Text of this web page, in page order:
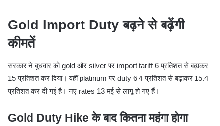
Gold Import Duty बढ़ने से बढ़ेंगी
कीमतें
सरकार ने बुधवार को gold और silver पर import tariff 6 प्रतिशत से बढ़ाकर
15 प्रतिशत कर दिया। वहीं platinum पर duty 6.4 प्रतिशत से बढ़ाकर 15.4
प्रतिशत कर दी गई है। नए rates 13 मई से लागू हो गए हैं।
Gold Duty Hike के बाद कितना महंगा होगा